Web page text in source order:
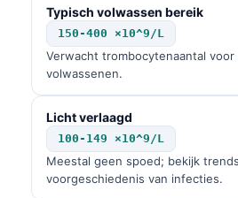
Typisch volwassen bereik
150-400 ×10^9/L
Verwacht trombocytenaantal voor
volwassenen.
Licht verlaagd
100-149 ×10^9/L
Meestal geen spoed; bekijk
voorgeschiedenis van infecties.
O‘zbekcha
Català
Қазақ тілі
Suomi
Slovenčina